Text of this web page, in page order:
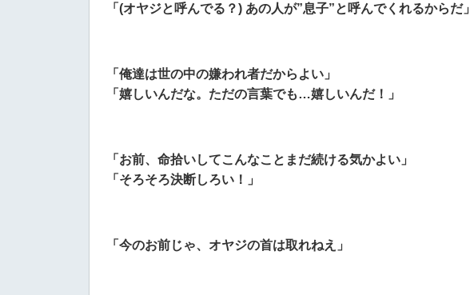
「(オヤジと呼んでる？) あの人が”息子”と呼んでくれるからだ」
「俺達は世の中の嫌われ者だからよい」
「嬉しいんだな。ただの言葉でも…嬉しいんだ！」
「お前、命拾いしてこんなことまだ続ける気かよい」
「そろそろ決断しろい！」
「今のお前じゃ、オヤジの首は取れねえ」